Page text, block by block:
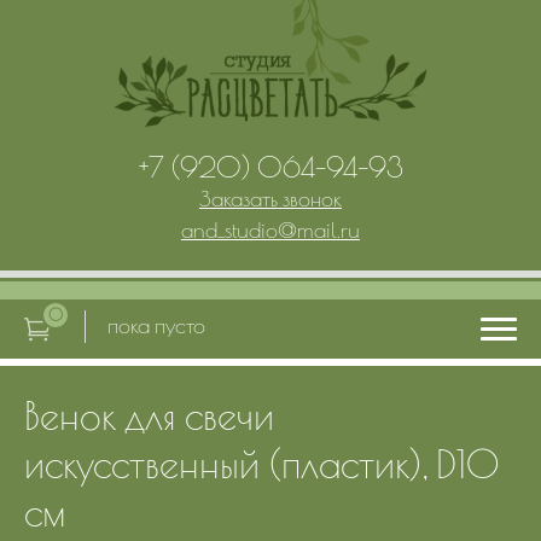
Венок для свечи
искусственный (пластик), D10
см
+7 (920) 064-94-93
Заказать звонок
and_studio@mail.ru
0 пока пусто
Главная